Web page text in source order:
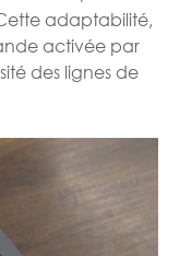
adaptabilité,
activée par
des lignes de